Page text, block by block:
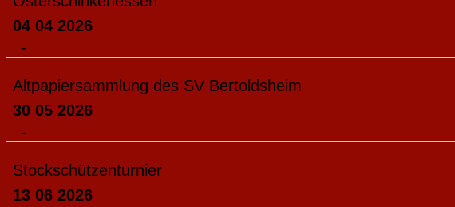
04 04 2026
-
Altpapiersammlung des SV Bertoldsheim
30 05 2026
-
Stockschützenturnier
13 06 2026